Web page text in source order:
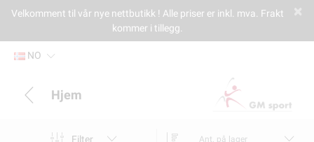
Velkomment til vår nye nettbutikk ! Alle priser er inkl. mva. Frakt
kommer i tillegg.
NO
Hjem
Filter Ant. på lager